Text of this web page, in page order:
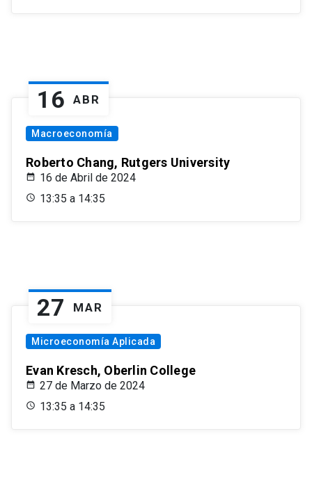
16 ABR
Macroeconomía
Roberto Chang, Rutgers University
16 de Abril de 2024
13:35 a 14:35
27 MAR
Microeconomía Aplicada
Evan Kresch, Oberlin College
27 de Marzo de 2024
13:35 a 14:35